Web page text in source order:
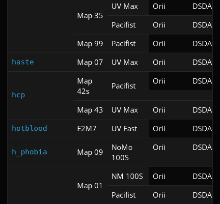
Map 35
UV Max Orii
DSDA-
Pacifist
Orii
DSDA-
Map 99
Pacifist Orii DSDA-
haste Map 07 UV Max Orii DSDA-
hcp
Map
42s
Pacifist Orii DSDA-
Map 43 UV Max Orii DSDA-
hotblood E2M7 UV Fast Orii DSDA-
h_phobia Map 09
NoMo
100S
Orii DSDA-
Map 01
NM 100S Orii
DSDA-
Pacifist
Orii
DSDA-